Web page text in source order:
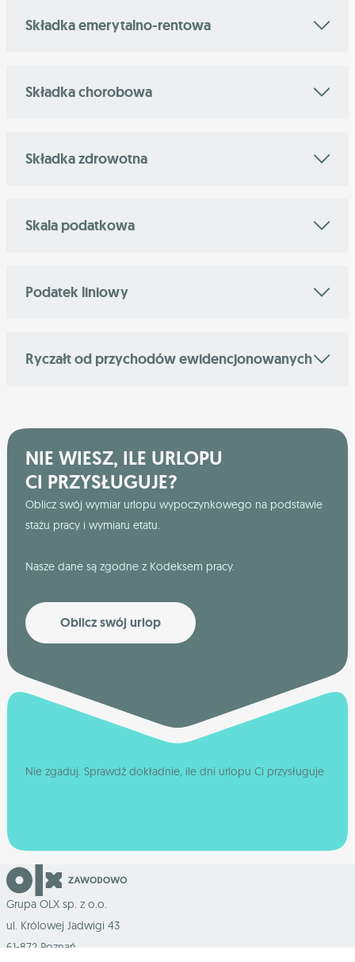
Składka emerytalno-rentowa
Składka chorobowa
Składka zdrowotna
Skala podatkowa
Podatek liniowy
Ryczałt od przychodów ewidencjonowanych
NIE WIESZ, ILE URLOPU
CI PRZYSŁUGUJE?
Oblicz swój wymiar urlopu wypoczynkowego na podstawie
stażu pracy i wymiaru etatu.
Nasze dane są zgodne z Kodeksem pracy.
Oblicz swój urlop
Nie zgaduj. Sprawdź dokładnie, ile dni urlopu Ci przysługuje
Grupa OLX sp. z o.o.
ul. Królowej Jadwigi 43
61-872 Poznań